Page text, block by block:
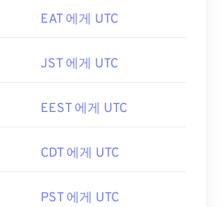
EAT 에게 UTC
JST 에게 UTC
EEST 에게 UTC
CDT 에게 UTC
PST 에게 UTC